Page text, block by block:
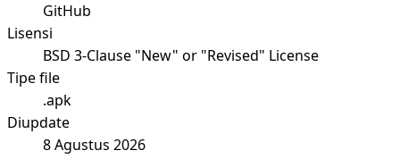
GitHub
Lisensi
BSD 3-Clause "New" or "Revised" License
Tipe file
.apk
Diupdate
8 Agustus 2026